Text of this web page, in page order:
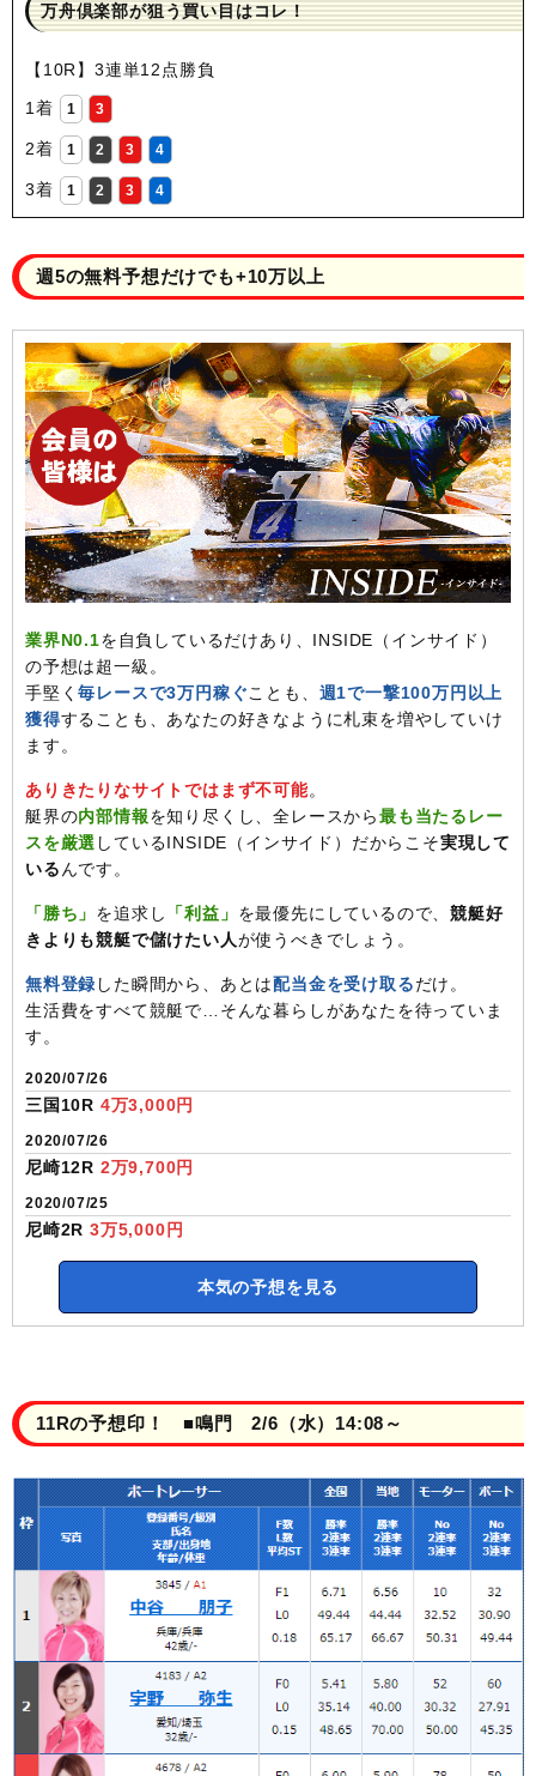
万舟倶楽部が狙う買い目はコレ！
【10R】3連単12点勝負
1着
1 3
2着 1 2 3 4
3着 1 2 3 4
週5の無料予想だけでも+10万以上
業界N0.1を自負しているだけあり、INSIDE（インサイド）
の予想は超一級。
手堅く毎レースで3万円稼ぐことも、 週1で一撃100万円以上
獲得することも、あなたの好きなように札束を増やしていけ
ます。
ありきたりなサイトではまず不可能。
艇界の内部情報を知り尽くし、全レースから最も当たるレー
スを厳選 しているINSIDE（インサイド）だからこそ実現して
いる んです。
「勝ち」 を追求し 「利益」 を最優先にしているので、競艇好
きよりも競艇で儲けたい人が使うべきでしょう。
無料登録 した瞬間から、あとは配当金を受け取るだけ。
生活費をすべて競艇で…そんな暮らしがあなたを待っていま
す。
2020/07/26
三国10R 4万3,000円
2020/07/26
尼崎12R 2万9,700円
2020/07/25
尼崎2R 3万5,000円
本気の予想を見る
11Rの予想印！ ■鳴門 2/6（水）14:08～